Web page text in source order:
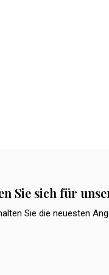
Sie sich für
Sie die neuesten